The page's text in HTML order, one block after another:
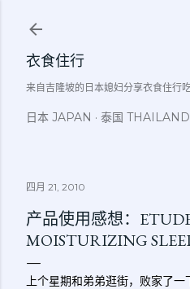
衣食住行
来自吉隆坡的日本媳妇分享衣食住
日本 JAPAN 泰国 THAILAND
四月 21, 2010
产品使用感想：
MOISTURIZING
上个星期和弟弟逛街，败家了一